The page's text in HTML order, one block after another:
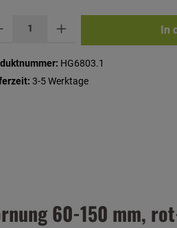
In
HG6803.1
3-5 Werktage
60-150 mm,